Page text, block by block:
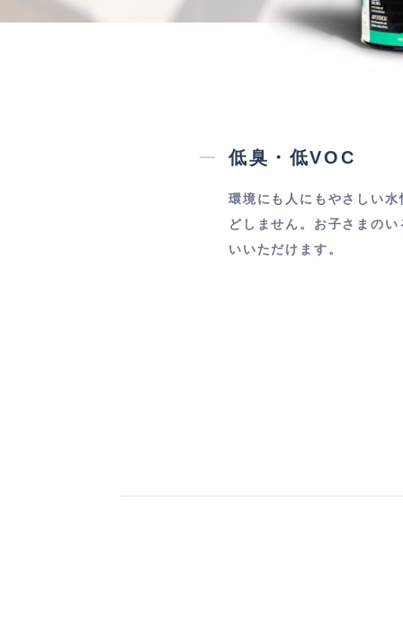
低臭・低VOC
環境にも人にもやさしい
どしません。お子さまの
いいただけます。